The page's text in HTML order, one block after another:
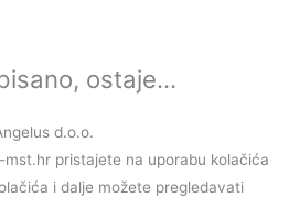
ostaje...
d.o.o.
pristajete na uporabu kolačića
i dalje možete pregledavati